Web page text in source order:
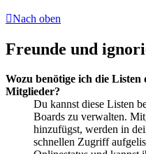
Nach oben
Freunde und
Wozu benötige ich die
Mitglieder?
Du kannst diese Listen
Boards zu verwalten.
hinzufügst, werden in
schnellen Zugriff